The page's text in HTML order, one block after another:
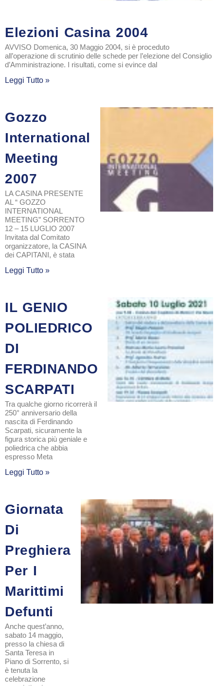
Elezioni Casina 2004
AVVISO Domenica, 30 Maggio 2004, si è proceduto
all’operazione di scrutinio delle schede per l’elezione del Consiglio
d’Amministrazione. I risultati, come si evince dal
Leggi Tutto »
Gozzo
International
Meeting
2007
LA CASINA PRESENTE
AL “ GOZZO
INTERNATIONAL
MEETING” SORRENTO
12 – 15 LUGLIO 2007
Invitata dal Comitato
organizzatore, la CASINA
dei CAPITANI, è stata
Leggi Tutto »
IL GENIO
POLIEDRICO
DI
FERDINANDO
SCARPATI
Tra qualche giorno ricorrerà il
250° anniversario della
nascita di Ferdinando
Scarpati, sicuramente la
figura storica più geniale e
poliedrica che abbia
espresso Meta
Leggi Tutto »
Giornata
Di
Preghiera
Per I
Marittimi
Defunti
Anche quest’anno,
sabato 14 maggio,
presso la chiesa di
Santa Teresa in
Piano di Sorrento, si
è tenuta la
celebrazione